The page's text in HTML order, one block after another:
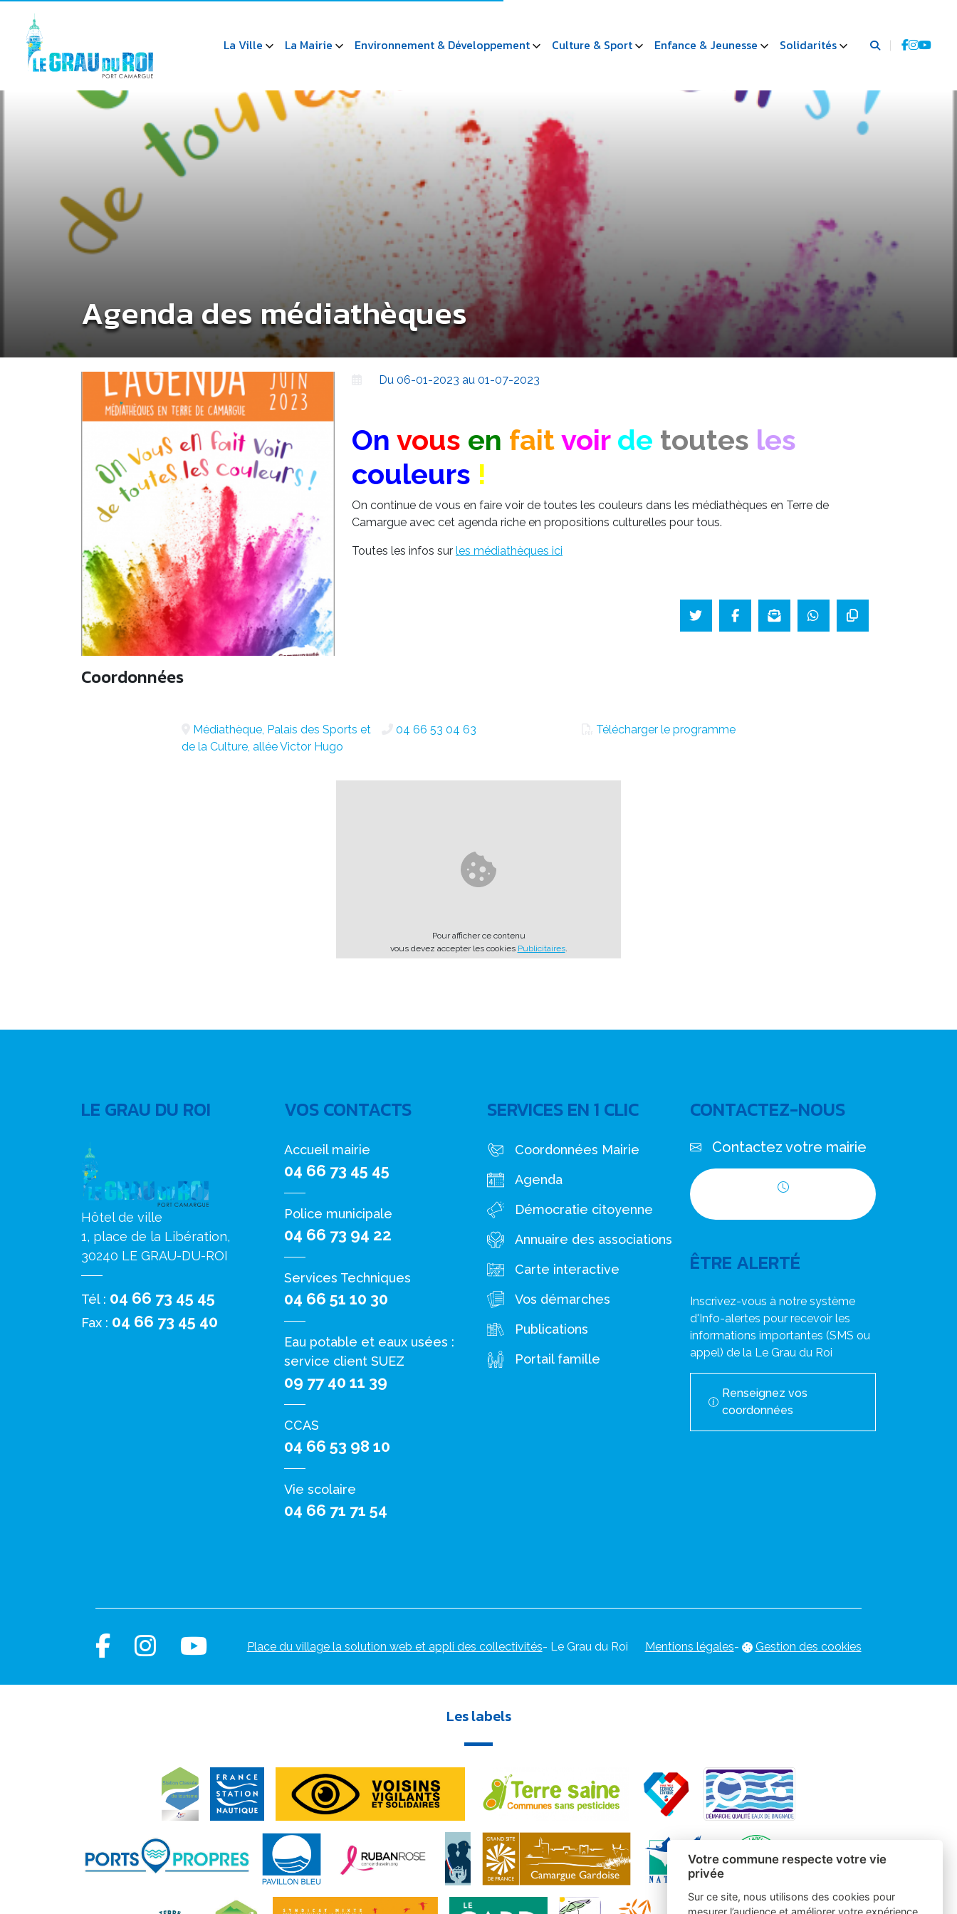
La Ville La Mairie Environnement & Développement Culture & Sport Enfance & Jeunesse Solidarités
Agenda des médiathèques
Du 06-01-2023 au 01-07-2023
On vous en faitvoir de toutes les
couleurs !
On continue de vous en faire voir de toutes les couleurs dans les médiathèques en Terre de
Camargue avec cet agenda riche en propositions culturelles pour tous.
Toutes les infos sur les médiathèques ici
Coordonnées
Médiathèque, Palais des Sports et
de la Culture, allée Victor Hugo
04 66 53 04 63 Télécharger le programme
Pour afficher ce contenu
vous devez accepter les cookies Publicitaires.
LE GRAU DU ROI
Hôtel de ville
1, place de la Libération,
30240 LE GRAU-DU-ROI
Tél : 04 66 73 45 45
Fax : 04 66 73 45 40
VOS CONTACTS
Accueil mairie
04 66 73 45 45
Police municipale
04 66 73 94 22
Services Techniques
04 66 51 10 30
Eau potable et eaux usées :
service client SUEZ
09 77 40 11 39
CCAS
04 66 53 98 10
Vie scolaire
04 66 71 71 54
SERVICES EN 1 CLIC
Coordonnées Mairie
Agenda
Démocratie citoyenne
Annuaire des associations
Carte interactive
Vos démarches
Publications
Portail famille
CONTACTEZ-NOUS
Contactez votre mairie
ÊTRE ALERTÉ
Inscrivez-vous à notre système
d'Info-alertes pour recevoir les
informations importantes (SMS ou
appel) de la Le Grau du Roi
Renseignez vos
coordonnées
Place du village la solution web et appli des collectivités- Le Grau du Roi Mentions légales- Gestion des cookies
Les labels
Votre commune respecte votre vie
privée
Sur ce site, nous utilisons des cookies pour